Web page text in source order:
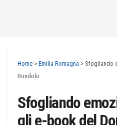
Home > Emilia Romagna > Sfogliando
Dondolo
Sfogliando
gli e-book del